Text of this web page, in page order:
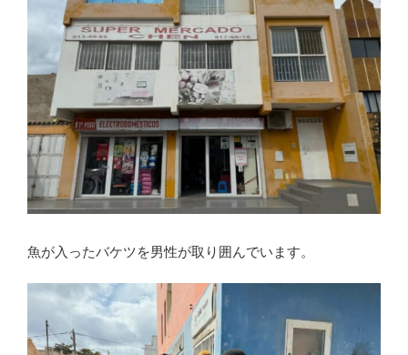
魚が入ったバケツを男性が取り囲んでいます。